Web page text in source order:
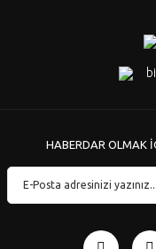
HABERDAR OLMAK